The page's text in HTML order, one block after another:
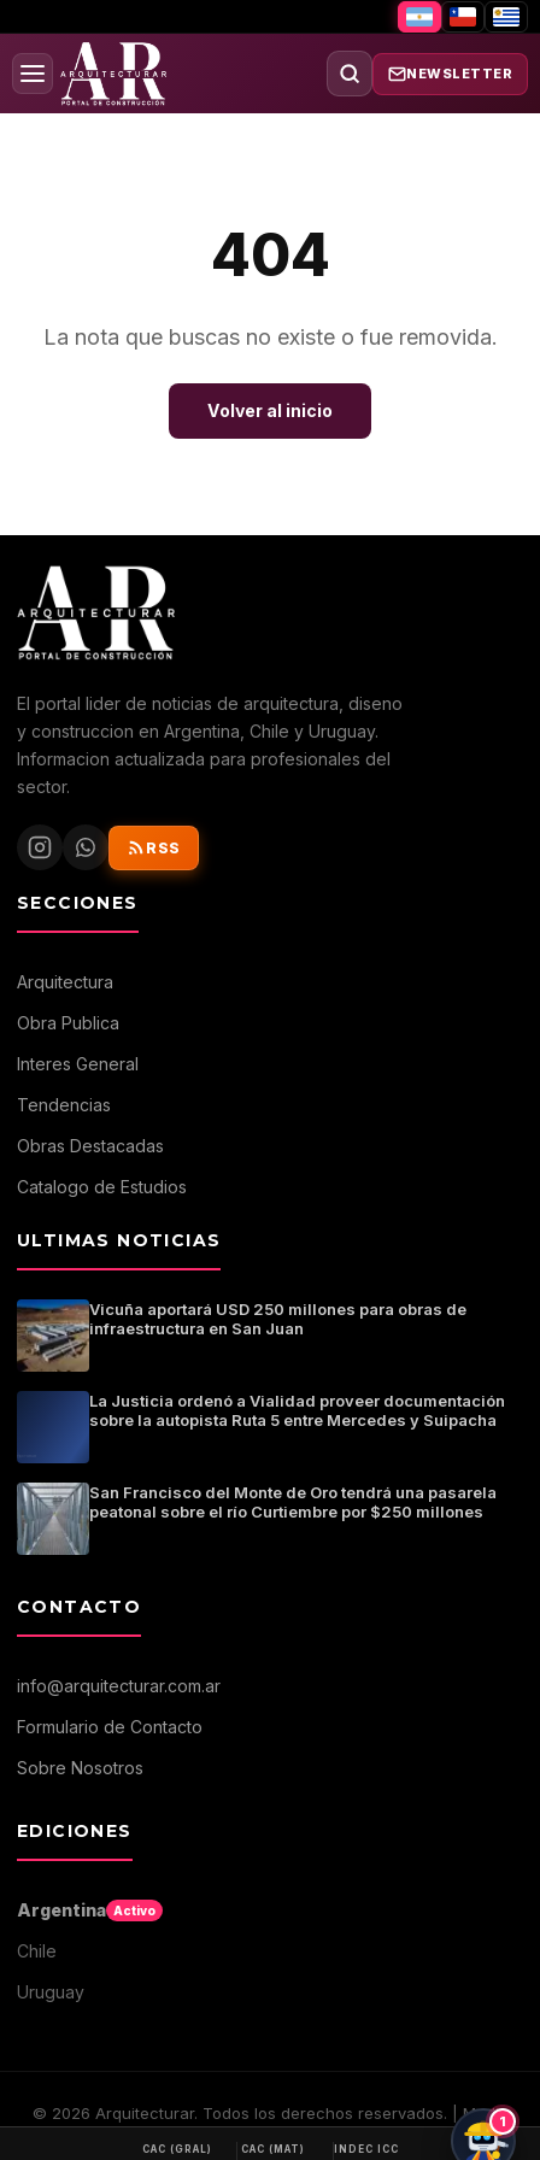
NEWSLETTER
404
La nota que buscas no existe o fue removida.
Volver al inicio
El portal lider de noticias de arquitectura, diseno
y construccion en Argentina, Chile y Uruguay.
Informacion actualizada para profesionales del
sector.
RSS
SECCIONES
Arquitectura
Obra Publica
Interes General
Tendencias
Obras Destacadas
Catalogo de Estudios
ULTIMAS NOTICIAS
Vicuña aportará USD 250 millones para obras de
infraestructura en San Juan
La Justicia ordenó a Vialidad proveer documentación
sobre la autopista Ruta 5 entre Mercedes y Suipacha
San Francisco del Monte de Oro tendrá una pasarela
peatonal sobre el río Curtiembre por $250 millones
CONTACTO
info@arquitecturar.com.ar
Formulario de Contacto
Sobre Nosotros
EDICIONES
Argentina Activo
Chile
Uruguay
© 2026 Arquitecturar. Todos los derechos reservados. | Medio
CAC (GRAL) CAC (MAT) INDEC ICC
1